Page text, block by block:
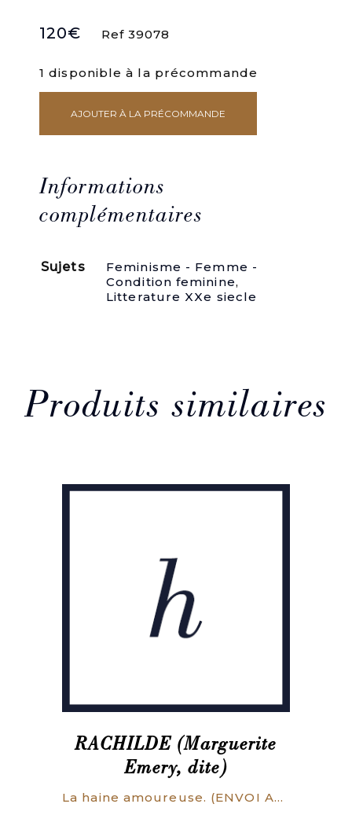
120€ Ref 39078
1 disponible à la précommande
quantité
de
plaisir.
(ENVOI
AUTOGRAPHE)
AJOUTER À LA PRÉCOMMANDE
Informations
complémentaires
Sujets
Feminisme - Femme -
Condition feminine,
Litterature XXe siecle
Produits similaires
RACHILDE (Marguerite
Emery, dite)
La haine amoureuse. (ENVOI AUTOGRAPHE)